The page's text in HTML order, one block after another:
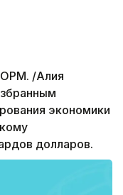
/Алия
экономики
долларов.